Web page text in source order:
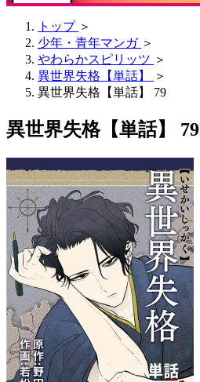
トップ ＞
少年・青年マンガ ＞
やわらかスピリッツ ＞
異世界失格【単話】
＞
異世界失格【単話】 79
異世界失格【単話】 79